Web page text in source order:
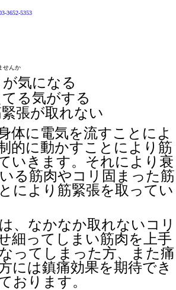
気になる
る気がする
張が取れない
体に電気を流すことによ
的に動かすことにより筋
いきます。それにより衰
る筋肉やコリ固まった筋
により筋緊張を取ってい
、なかなか取れないコリ
細ってしまい筋肉を上手
ってしまった方、また痛
には鎮痛効果を期待でき
おります。